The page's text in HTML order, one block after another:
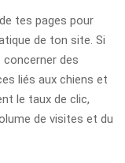
tes pages pour
de ton site. Si
concerner des
liés aux chiens et
le taux de clic,
de visites et du